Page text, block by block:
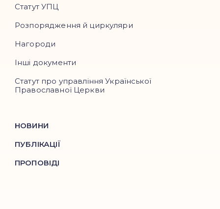
Статут УПЦ
Розпорядження й циркуляри
Нагороди
Інші документи
Статут про управління Української
Православної Церкви
НОВИНИ
ПУБЛІКАЦІЇ
ПРОПОВІДІ